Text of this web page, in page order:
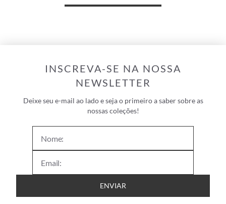
INSCREVA-SE NA NOSSA
NEWSLETTER
Deixe seu e-mail ao lado e seja o primeiro a saber sobre as
nossas coleções!
ENVIAR